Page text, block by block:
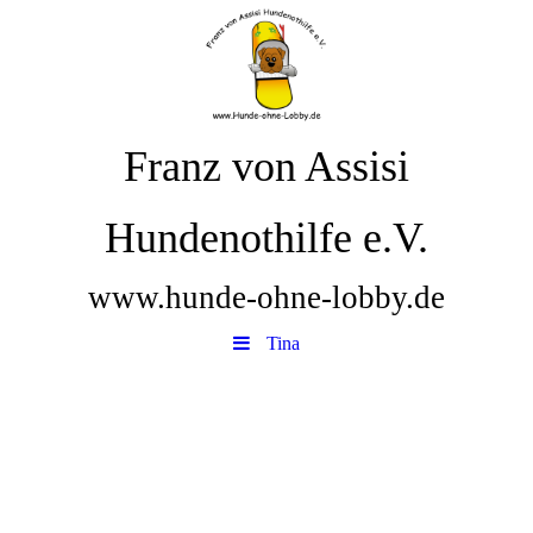
Franz von Assisi
Hundenothilfe e.V.
www.hunde-ohne-lobby.de
Tina